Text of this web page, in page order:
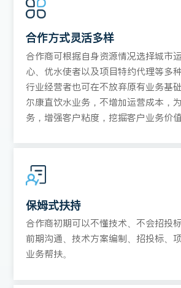
合作方式灵活多样
合作商可根据自身资源情况选择城市
心、优水使者以及项目特约代理等多
行业经营者也可在不放弃原有业务基
尔康直饮水业务，不增加运营成本，
务，增强客户粘度，挖掘客户业务价值
保姆式扶持
合作商初期可以不懂技术、不会招投
前期沟通、技术方案编制、招投标、
业务帮扶。